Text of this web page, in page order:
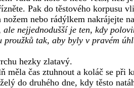
Pak do těstového korpusu
nebo rádýlkem nakrájejte
nejjednodušší je ten, kdy
tak, aby byly v pravém
hezky zlatavý.
čas ztuhnout a koláč se při
do druhého dne, kdy těsto